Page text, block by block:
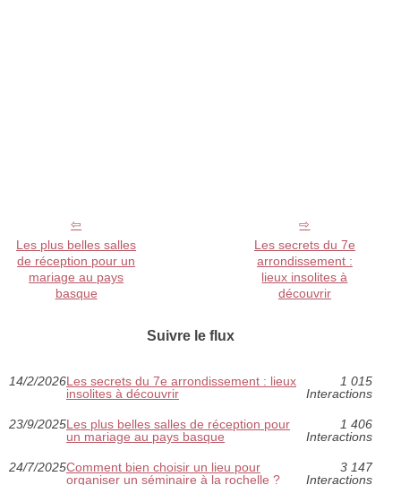
Les plus belles salles
de réception pour un
mariage au pays
basque
Les secrets du 7e
arrondissement :
lieux insolites à
découvrir
Suivre le flux
14/2/2026Les secrets du 7e arrondissement : lieux
insolites à découvrir
1 015
Interactions
23/9/2025Les plus belles salles de réception pour
un mariage au pays basque
1 406
Interactions
24/7/2025Comment bien choisir un lieu pour
organiser un séminaire à la rochelle ?
3 147
Interactions